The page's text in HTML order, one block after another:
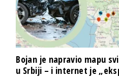
Bojan je napravio mapu
u Srbiji – i internet je